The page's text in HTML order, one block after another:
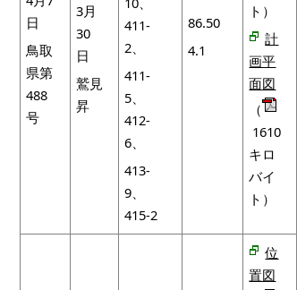
日
鳥取
県第
488
号
3月
30
日
鷲見
昇
411-
2、
411-
5、
412-
6、
413-
9、
415-2
86.50
4.1
ト）
計
画平
面図
（
1610
キロ
バイ
ト）
位
置図